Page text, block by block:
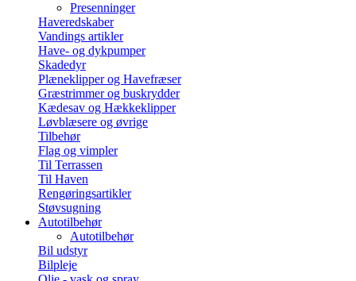
Presenninger
Haveredskaber
Vandings artikler
Have- og dykpumper
Skadedyr
Plæneklipper og Havefræser
Græstrimmer og buskrydder
Kædesav og Hækkeklipper
Løvblæsere og øvrige
Tilbehør
Flag og vimpler
Til Terrassen
Til Haven
Rengøringsartikler
Støvsugning
Autotilbehør
Autotilbehør
Bil udstyr
Bilpleje